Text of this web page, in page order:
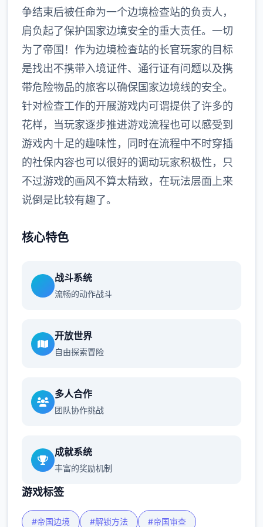
争结束后被任命为一个边境检查站的负责人，
肩负起了保护国家边境安全的重大责任。一切
为了帝国！作为边境检查站的长官玩家的目标
是找出不携带入境证件、通行证有问题以及携
带危险物品的旅客以确保国家边境线的安全。
针对检查工作的开展游戏内可谓提供了许多的
花样，当玩家逐步推进游戏流程也可以感受到
游戏内十足的趣味性，同时在流程中不时穿插
的社保内容也可以很好的调动玩家积极性，只
不过游戏的画风不算太精致，在玩法层面上来
说倒是比较有趣了。
核心特色
战斗系统
流畅的动作战斗
开放世界
自由探索冒险
多人合作
团队协作挑战
成就系统
丰富的奖励机制
游戏标签
#帝国边境 #解锁方法 #帝国审查